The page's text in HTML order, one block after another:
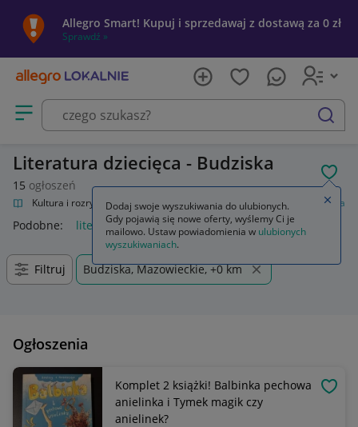
Allegro Smart! Kupuj i sprzedawaj z dostawą za 0 zł
Sprawdź »
Otwórz menu z kategoriami
szukaj
Literatura dziecięca - Budziska
15 ogłoszeń
Kultura i rozrywka Książki Książki dla dzieci Literatura dziecięca
Podobne: literatura dziecięca
Filtruj Budziska, Mazowieckie, +0 km
Ogłoszenia
Komplet 2 książki! Balbinka pechowa
anielinka i Tymek magik czy
anielinek?
Dodaj swoje wyszukiwania do ulubionych.
Gdy pojawią się nowe oferty, wyślemy Ci je
mailowo. Ustaw powiadomienia w ulubionych
wyszukiwaniach.